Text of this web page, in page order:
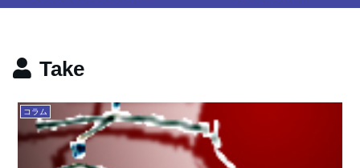
Take
コラム